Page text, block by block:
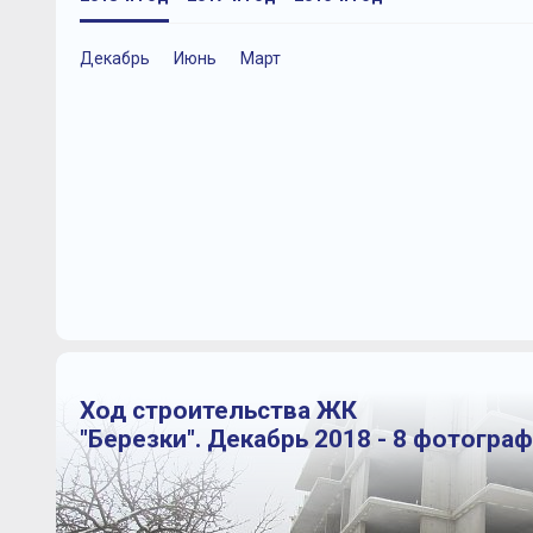
Декабрь Июнь Март
Ход строительства ЖК
"Березки". Декабрь 2018 - 8